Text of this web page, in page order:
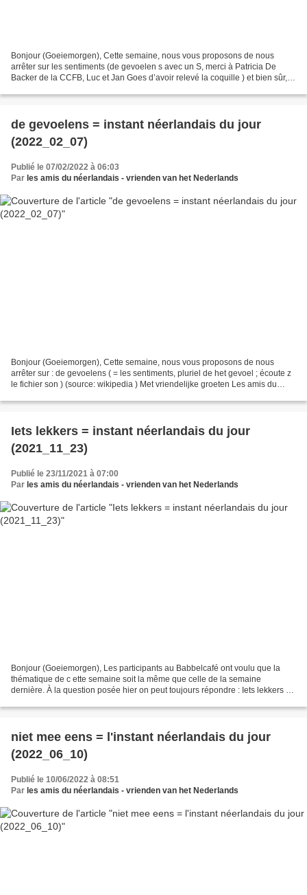
Bonjour (Goeiemorgen), Cette semaine, nous vous proposons de nous
arrêter sur les sentiments (de gevoelen s avec un S, merci à Patricia De
Backer de la CCFB, Luc et Jan Goes d’avoir relevé la coquille ) et bien sûr,
de gevoelens = instant néerlandais du jour
(2022_02_07)
Publié le 07/02/2022 à 06:03
Par les amis du néerlandais - vrienden van het Nederlands
Bonjour (Goeiemorgen), Cette semaine, nous vous proposons de nous
arrêter sur : de gevoelens ( = les sentiments, pluriel de het gevoel ; écoute z
le fichier son ) (source: wikipedia ) Met vriendelijke groeten Les amis du
Iets lekkers = instant néerlandais du jour
(2021_11_23)
Publié le 23/11/2021 à 07:00
Par les amis du néerlandais - vrienden van het Nederlands
Bonjour (Goeiemorgen), Les participants au Babbelcafé ont voulu que la
thématique de c ette semaine soit la même que celle de la semaine
dernière. À la question posée hier on peut toujours répondre : Iets lekkers ( =
niet mee eens = l'instant néerlandais du jour
(2022_06_10)
Publié le 10/06/2022 à 08:51
Par les amis du néerlandais - vrienden van het Nederlands